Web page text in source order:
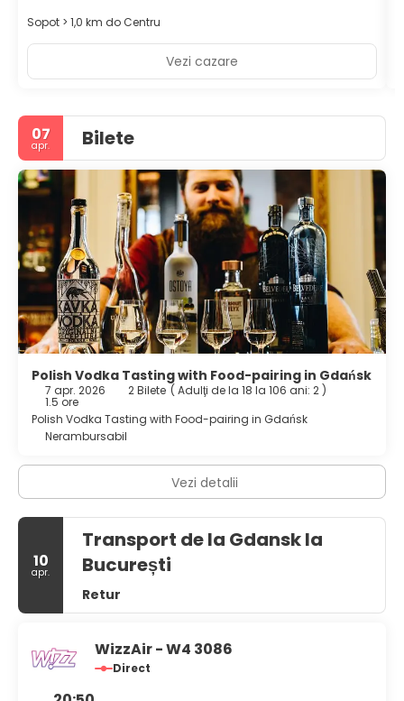
Sopot > 1,0 km do Centru
Vezi cazare
07
apr. Bilete
Polish Vodka Tasting with Food-pairing in Gdańsk
7 apr. 2026 2 Bilete ( Adulţi de la 18 la 106 ani: 2 )
1.5 ore
Polish Vodka Tasting with Food-pairing in Gdańsk
Nerambursabil
Vezi detalii
10
apr.
Transport de la Gdansk la
București
Retur
WizzAir - W4 3086
Direct